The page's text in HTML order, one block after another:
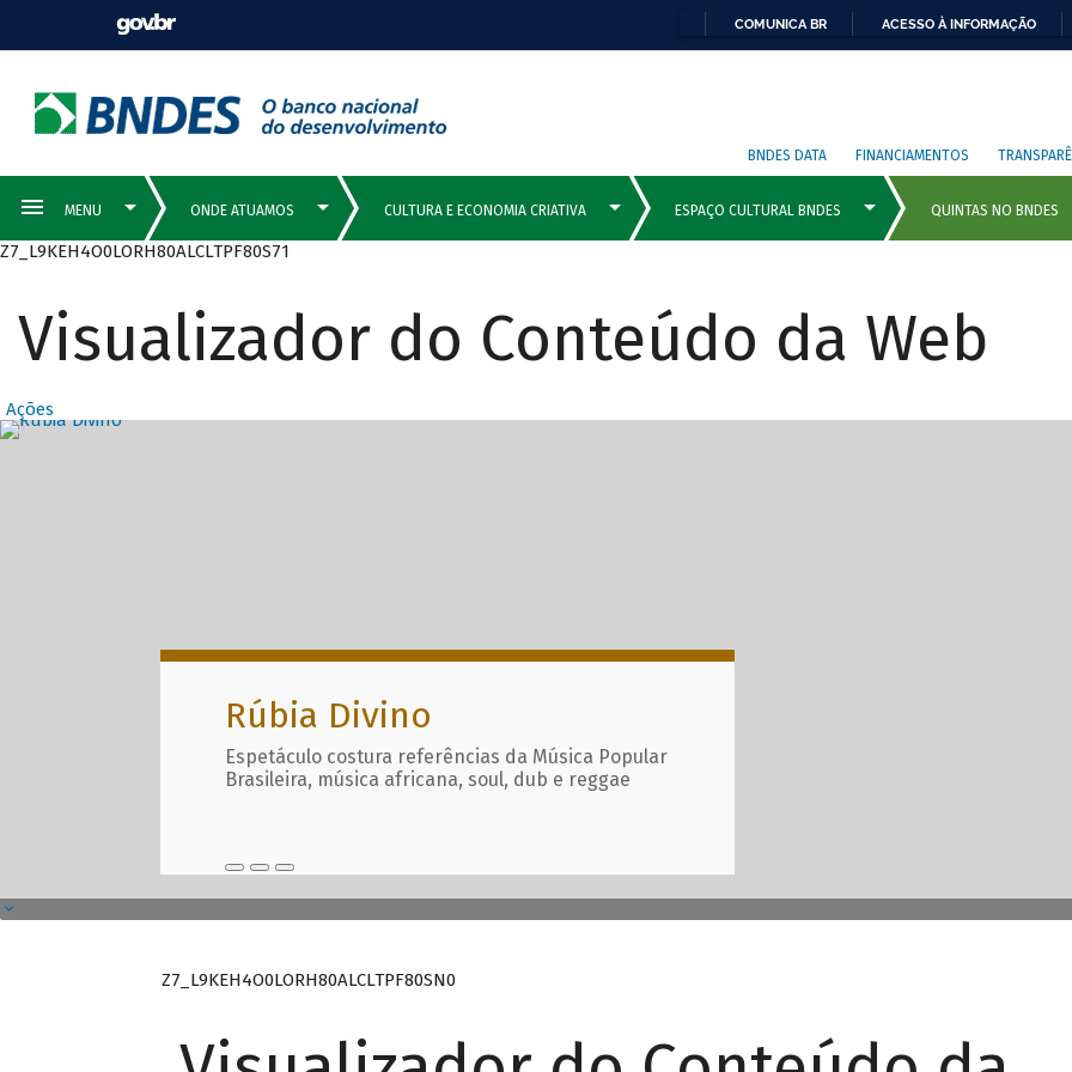
COMUNICA BR ACESSO À INFORMAÇÃO
BNDES DATA FINANCIAMENTOS
Z7_L9KEH4O0LORH80ALCLTPF80S71
Visualizador do Conteúdo da Web
Ações
Destaques Principais com
Rúbia Divino
Espetáculo costura referências da Música Popular
Brasileira, música africana, soul, dub e reggae
Z7_L9KEH4O0LORH80ALCLTPF80SN0